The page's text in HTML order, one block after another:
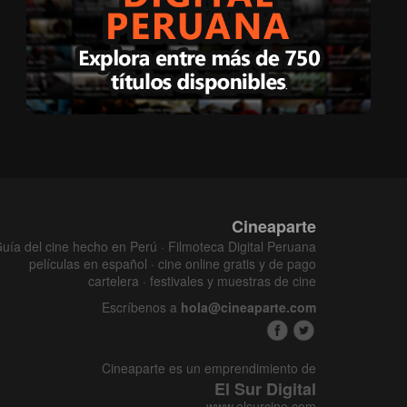
Cineaparte
del cine hecho en Perú · Filmoteca Digital Peruana
películas en español · cine online gratis y de pago
cartelera · festivales y muestras de cine
Escríbenos a hola@cineaparte.com
Cineaparte es un emprendimiento de
El Sur Digital